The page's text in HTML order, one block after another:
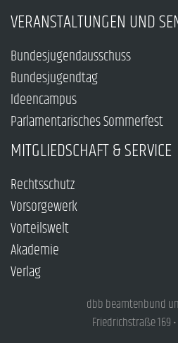
VERANSTALTUNGEN UND
Bundesjugendausschuss
Bundesjugendtag
Ideencampus
Parlamentarisches Sommerfest
MITGLIEDSCHAFT & SERVICE
Rechtsschutz
Vorsorgewerk
Vorteilswelt
Akademie
Verlag
dbb beamtenbund
Friedrichstraße 169 •